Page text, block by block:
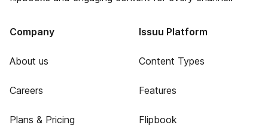
Company
About us
Careers
Plans & Pricing
Issuu Platform
Content Types
Features
Flipbook